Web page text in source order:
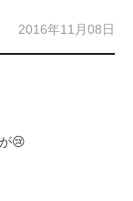
2016年11月08日
😢